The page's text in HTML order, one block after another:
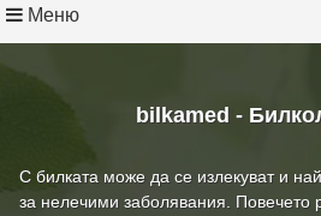
bilkamed -
С билката може да се излекуват и
за нелечими заболявания. Повечето
Меню